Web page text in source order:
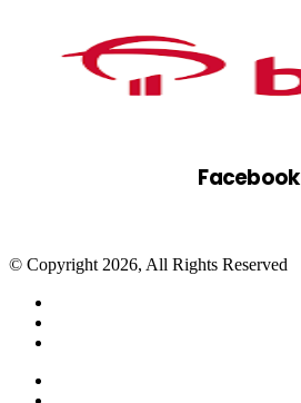
Facebook
© Copyright 2026, All Rights Reserved
Facebook
Twitter
WhatsApp
Telegram
Close